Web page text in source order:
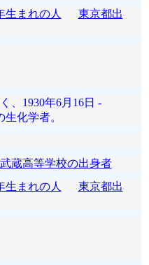
生まれの人
東京都出
、1930年6月16日 -
化学者。
蔵高等学校の出身者
生まれの人
東京都出